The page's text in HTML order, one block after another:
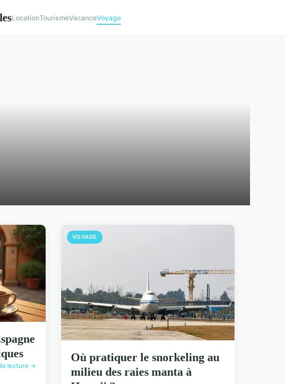
LocationTourismeVacanceVoyage
lecture →
VOYAGE
Où pratiquer le snorkeling au
milieu des raies manta à